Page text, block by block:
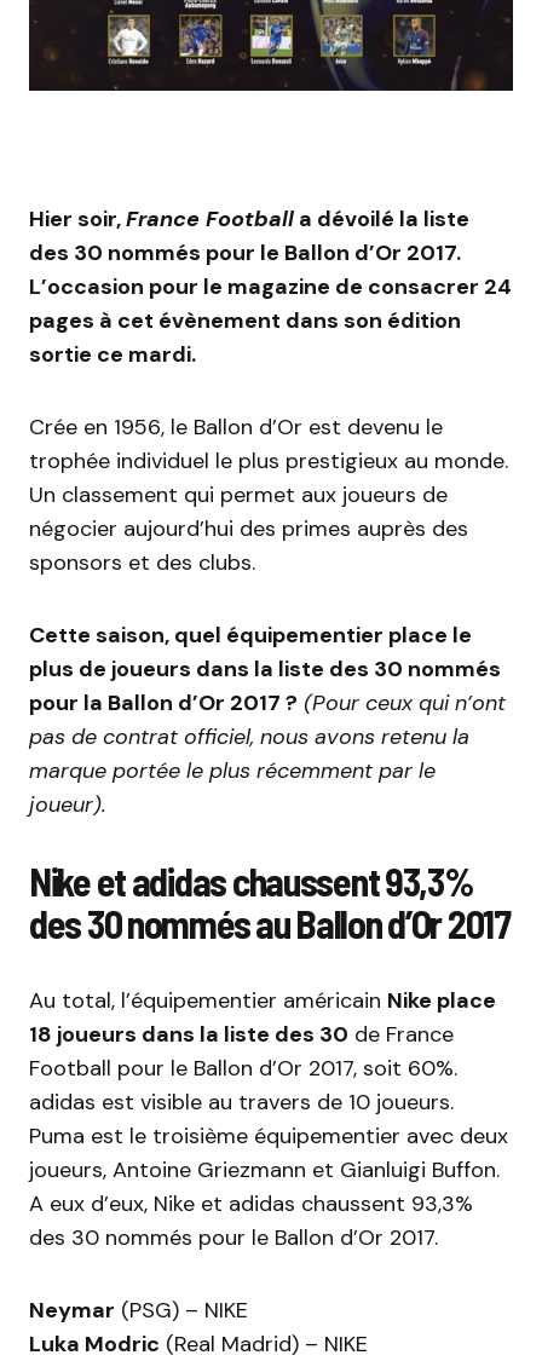
Hier soir,France Football a dévoilé la liste
des 30 nommés pour le Ballon d’Or 2017.
L’occasion pour le magazine de consacrer 24
pages à cet évènement dans son édition
sortie ce mardi.
Crée en 1956, le Ballon d’Or est devenu le
trophée individuel le plus prestigieux au monde.
Un classement qui permet aux joueurs de
négocier aujourd’hui des primes auprès des
sponsors et des clubs.
Cette saison, quel équipementier place le
plus de joueurs dans la liste des 30 nommés
pour la Ballon d’Or 2017 ? (Pour ceux qui n’ont
pas de contrat officiel, nous avons retenu la
marque portée le plus récemment par le
joueur).
Nike et adidas chaussent 93,3%
des 30 nommés au Ballon d’Or 2017
Au total, l’équipementier américain Nike place
18 joueurs dans la liste des 30 de France
Football pour le Ballon d’Or 2017, soit 60%.
adidas est visible au travers de 10 joueurs.
Puma est le troisième équipementier avec deux
joueurs, Antoine Griezmann et Gianluigi Buffon.
A eux d’eux, Nike et adidas chaussent 93,3%
des 30 nommés pour le Ballon d’Or 2017.
Neymar (PSG) – NIKE
Luka Modric (Real Madrid) – NIKE